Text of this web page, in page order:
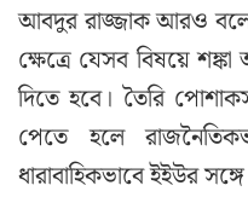
আবদুর রাজ্জাক আরও
ক্ষেত্রে যেসব বিষয়ে
দিতে হবে। তৈরি
পেতে হলে
ধারাবাহিকভাবে ইইউর